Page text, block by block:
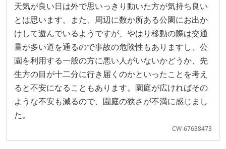
天気が良い日は外で思いっきり動いた方が気持ち良い
とは思います。また、周辺に数か所ある公園にお出か
けして遊んでいるようですが、やはり移動の際は交通
量が多い道を通るので事故の危険性もありますし、公
園を利用する一般の方に悪い人がいないかどうか、先
生方の目が十二分に行き届くのかといったことを考え
ると不安になることもあります。園庭が広ければその
ような不安も減るので、園庭の狭さが不満に感じまし
た。
CW-67638473